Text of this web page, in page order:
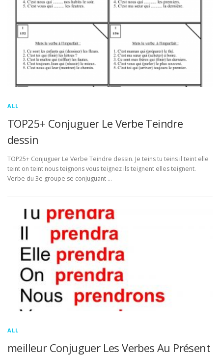
ALL
TOP25+ Conjuguer Le Verbe Teindre
dessin
TOP25+ Conjuguer Le Verbe Teindre dessin. Je teins tu teins il teint elle
teint on teint nous teignons vous teignez ils teignent elles teignent.
Verbe du 3e groupe se conjuguant …
ALL
meilleur Conjuguer Les Verbes Au Présent